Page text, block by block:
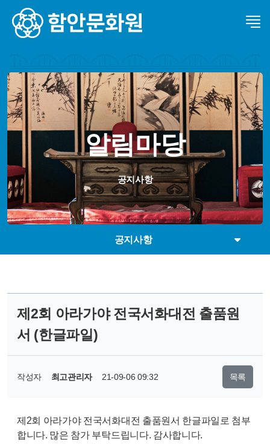
알림마당
공지사항
공지사항
제2회 아라가야 전국서화대전 출품원
서 (한글파일)
작성자 최고관리자 21-09-06 09:32 목록
제2회 아라가야 전국서화대전 출품원서 한글파일로 첨부
합니다. 많은 참가 부탁드립니다. 감사합니다.